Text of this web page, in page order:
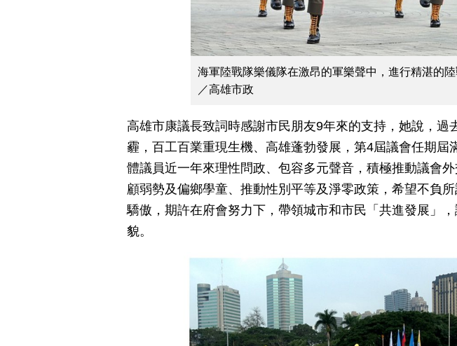
海軍陸戰隊樂儀隊在激昂的軍樂聲中，進行精湛的陸
／高雄市政
高雄市康議長致詞時感謝市民朋友9年來的支持，她說，過
霾，百工百業重現生機、高雄蓬勃發展，第4屆議會任期屆
體議員近一年來理性問政、包容多元聲音，積極推動議會
顧弱勢及偏鄉學童、推動性別平等及淨零政策，希望不負
驕傲，期許在府會努力下，帶領城市和市民「共進發展」
貌。